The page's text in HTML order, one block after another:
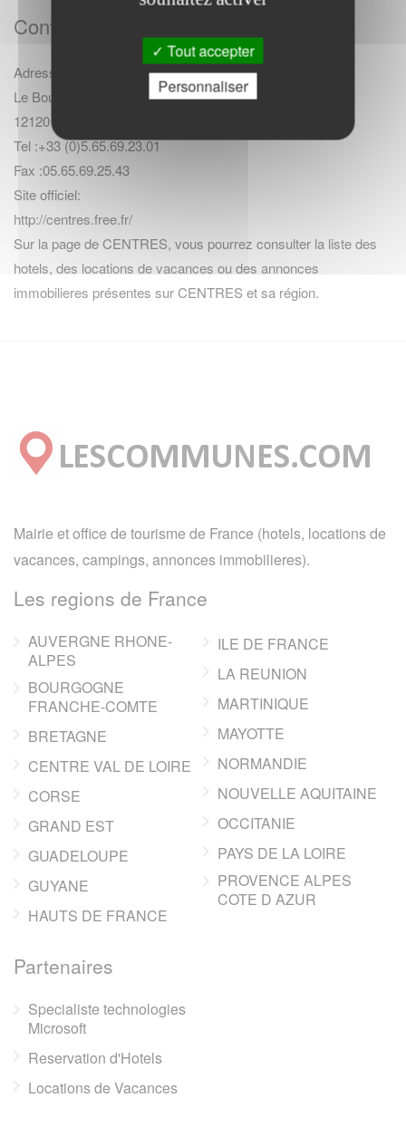
Contact Mairie
Adresse :
Le Bourg
12120 CENTRES
Tel :+33 (0)5.65.69.23.01
Fax :05.65.69.25.43
Site officiel:
http://centres.free.fr/
Sur la page de CENTRES, vous pourrez consulter la liste des
hotels, des locations de vacances ou des annonces
immobilieres présentes sur CENTRES et sa région.
Mairie et office de tourisme de France (hotels, locations de
vacances, campings, annonces immobilieres).
Les regions de France
AUVERGNE RHONE-
ALPES
BOURGOGNE
FRANCHE-COMTE
BRETAGNE
CENTRE VAL DE LOIRE
CORSE
GRAND EST
GUADELOUPE
GUYANE
HAUTS DE FRANCE
ILE DE FRANCE
LA REUNION
MARTINIQUE
MAYOTTE
NORMANDIE
NOUVELLE AQUITAINE
OCCITANIE
PAYS DE LA LOIRE
PROVENCE ALPES
COTE D AZUR
Partenaires
Specialiste technologies
Microsoft
Reservation d'Hotels
Locations de Vacances
Tout accepter
Personnaliser